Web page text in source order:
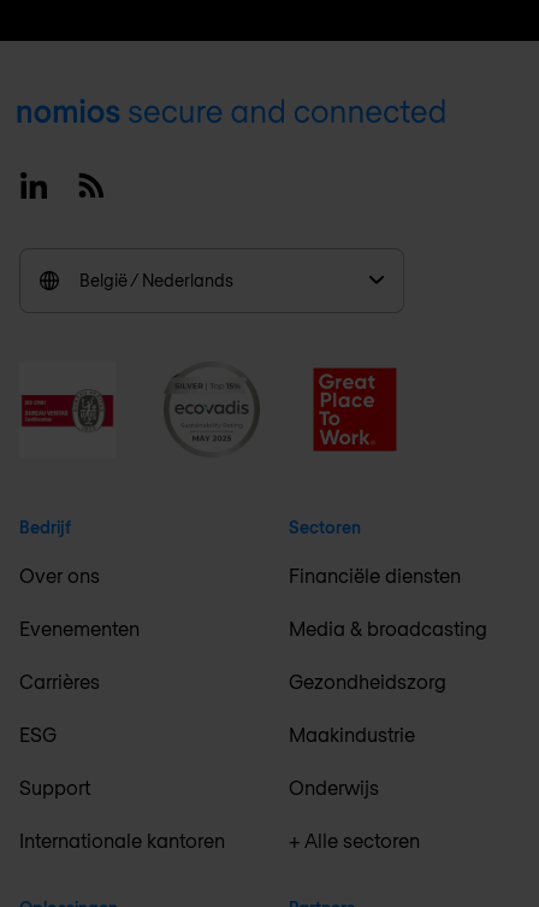
Footer
LinkedinRSS
België / Nederlands
Bedrijf
Over ons
Evenementen
Carrières
ESG
Support
Internationale kantoren
Sectoren
Financiële diensten
Media & broadcasting
Gezondheidszorg
Maakindustrie
Onderwijs
+ Alle sectoren